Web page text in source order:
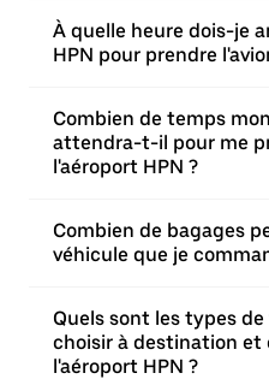
À quelle heure dois-je
HPN pour prendre
Combien de temps
attendra-t-il pour me
l'aéroport HPN ?
Combien de bagages
véhicule que je
Quels sont les types
choisir à destination et
l'aéroport HPN ?